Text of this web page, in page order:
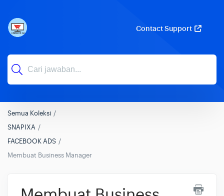
Contact Support
Semua Koleksi
SNAPIXA
FACEBOOK ADS
Membuat Business Manager